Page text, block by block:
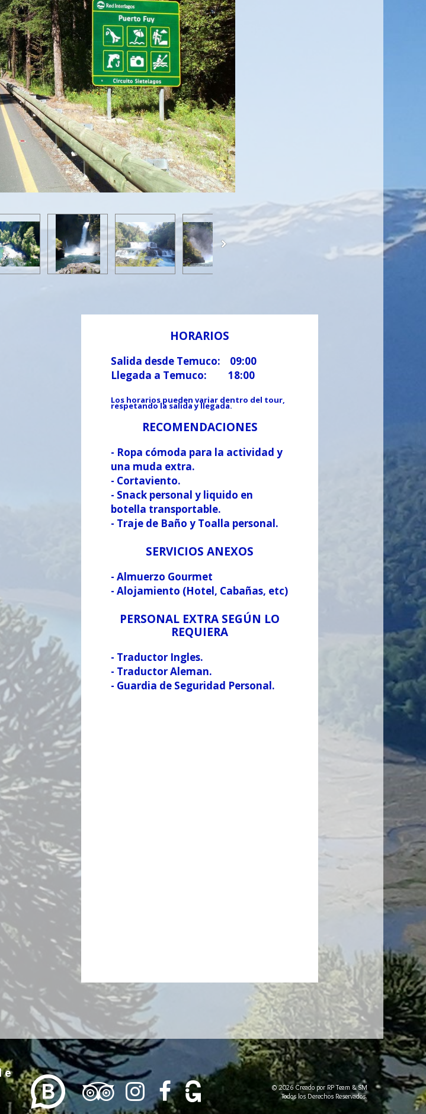
HORARIOS
Salida desde Temuco: 09:00
Llegada a Temuco: 18:00
Los horarios pueden variar dentro del tour,
respetando la salida y llegada.
RECOMENDACIONES
- Ropa cómoda para la actividad y
una muda extra.
- Cortaviento.
- Snack personal y liquido en
botella transportable.
- Traje de Baño y Toalla personal.
SERVICIOS ANEXOS
- Almuerzo Gourmet
- Alojamiento (Hotel, Cabañas, etc)
PERSONAL EXTRA SEGÚN LO
REQUIERA
- Traductor Ingles.
- Traductor Aleman.
- Guardia de Seguridad Personal.
e
  
© 2026 Creado por RP Team & SM
Todos los Derechos Reservados.